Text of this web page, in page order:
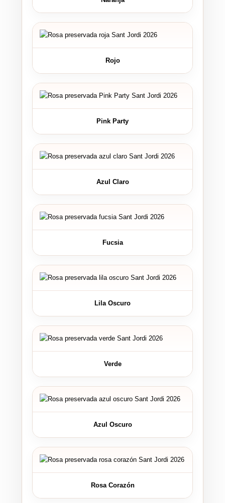
Rojo
Pink Party
Azul Claro
Fucsia
Lila Oscuro
Verde
Azul Oscuro
Rosa Corazón